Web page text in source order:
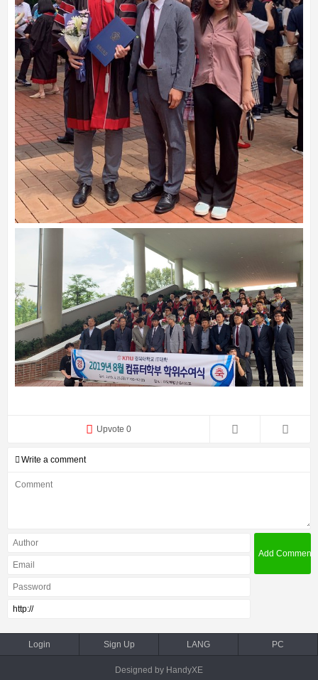
Upvote 0
Write a comment
Login Sign Up LANG PC
Designed by HandyXE